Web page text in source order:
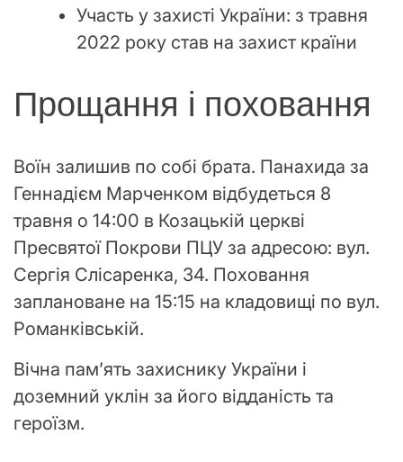
Участь у захисті України: з травня
2022 року став на захист країни
Прощання і поховання
Воїн залишив по собі брата. Панахида за
Геннадієм Марченком відбудеться 8
травня о 14:00 в Козацькій церкві
Пресвятої Покрови ПЦУ за адресою: вул.
Сергія Слісаренка, 34. Поховання
заплановане на 15:15 на кладовищі по вул.
Романківській.
Вічна пам’ять захиснику України і
доземний уклін за його відданість та
героїзм.